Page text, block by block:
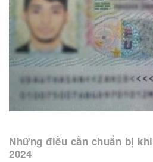
Những điều cần chuẩn bị
2024